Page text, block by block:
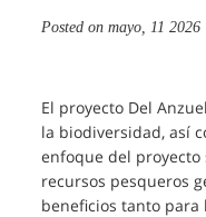
Posted on mayo, 11 2026
El proyecto Del
la biodiversidad, así
enfoque del proyecto
recursos pesqueros
beneficios tanto para